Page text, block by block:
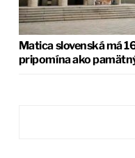
Matica slovenská má
pripomína ako